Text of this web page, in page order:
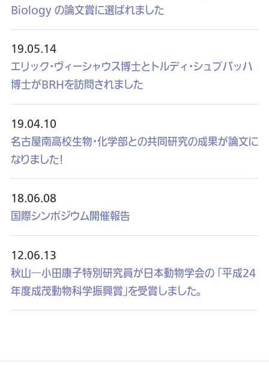
Biology の論文賞に選ばれました
19.05.14
エリック・ヴィーシャウス博士とトルディ・シュプバッハ
博士がBRHを訪問されました
19.04.10
名古屋南高校生物・化学部との共同研究の成果が論文に
なりました！
18.06.08
国際シンポジウム開催報告
12.06.13
秋山―小田康子特別研究員が日本動物学会の 「平成24
年度成茂動物科学振興賞」を受賞しました。